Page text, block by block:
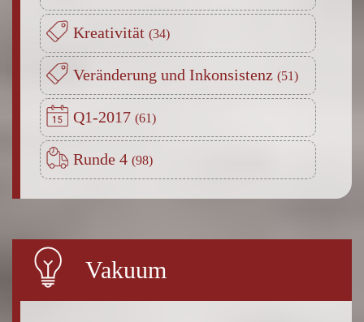
Kreativität
Veränderung und Inkonsistenz
Q1-2017
Runde 4
Vakuum